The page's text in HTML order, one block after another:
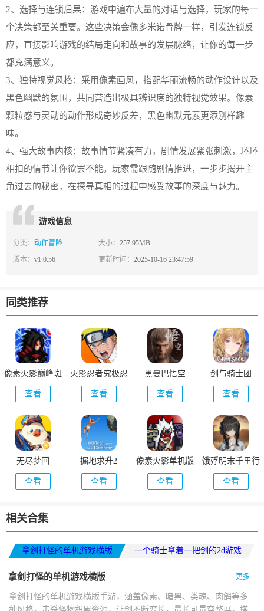
2、选择与连锁后果：游戏中遍布大量的对话与选择，玩家的每一
个决策都至关重要。这些决策会像多米诺骨牌一样，引发连锁反
应，直接影响游戏的结局走向和故事的发展脉络，让你的每一步
都充满意义。​
3、独特视觉风格：采用像素画风，搭配华丽流畅的动作设计以及
黑色幽默的氛围，共同营造出极具辨识度的独特视觉效果。像素
颗粒感与灵动的动作形成奇妙反差，黑色幽默元素更添别样趣
味。​
4、强大故事内核：故事情节紧凑有力，剧情发展紧张刺激，环环
相扣的情节让你欲罢不能。玩家需跟随剧情推进，一步步揭开主
角过去的秘密，在探寻真相的过程中感受故事的深度与魅力。​
游戏信息
分类： 动作冒险 大小：257.95MB
版本： v1.0.56 更新时间：2025-10-16 23:47:59
同类推荐
像素火影巅峰斑
版本
查看
火影忍者究极忍
者风暴
查看
黑曼巴悟空
查看
剑与骑士团
查看
无尽梦回
查看
掘地求升2
查看
像素火影单机版
查看
饿殍明末千里行
查看
相关合集
拿剑打怪的单机游戏横版
一个骑士拿着一把剑的2d游戏
拿剑打怪的单机游戏横版 更多
拿剑打怪的单机游戏横版手游，涵盖像素、暗黑、类魂、肉鸽等多